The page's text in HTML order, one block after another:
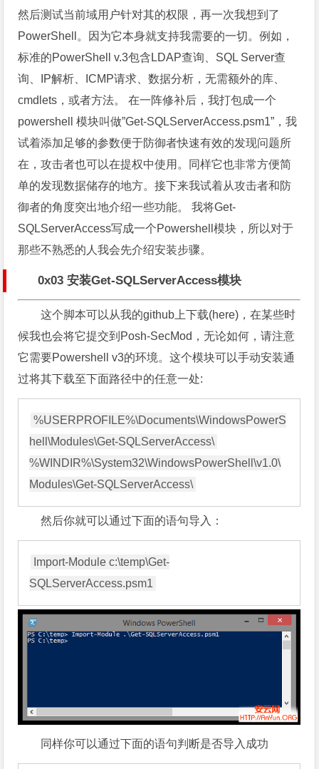
然后测试当前域用户针对其的权限，再一次我想到了
PowerShell。因为它本身就支持我需要的一切。例如，
标准的PowerShell v.3包含LDAP查询、SQL Server查
询、IP解析、ICMP请求、数据分析，无需额外的库、
cmdlets，或者方法。 在一阵修补后，我打包成一个
powershell 模块叫做”Get-SQLServerAccess.psm1”，我
试着添加足够的参数便于防御者快速有效的发现问题所
在，攻击者也可以在提权中使用。同样它也非常方便简
单的发现数据储存的地方。接下来我试着从攻击者和防
御者的角度突出地介绍一些功能。 我将Get-
SQLServerAccess写成一个Powershell模块，所以对于
那些不熟悉的人我会先介绍安装步骤。
0x03 安装Get-SQLServerAccess模块
这个脚本可以从我的github上下载(here)，在某些时
候我也会将它提交到Posh-SecMod，无论如何，请注意
它需要Powershell v3的环境。这个模块可以手动安装通
过将其下载至下面路径中的任意一处:
%USERPROFILE%\Documents\WindowsPowerS
hell\Modules\Get-SQLServerAccess\
%WINDIR%\System32\WindowsPowerShell\v1.0\
然后你就可以通过下面的语句导入：
Import-Module c:\temp\Get-
同样你可以通过下面的语句判断是否导入成功